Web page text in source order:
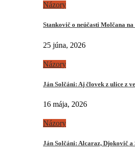
Názory
Stankovič o neúčasti Molčana
25 júna, 2026
Názory
Ján Solčáni: Aj človek z ulice z
16 mája, 2026
Názory
Ján Solčáni: Alcaraz, Djokovič